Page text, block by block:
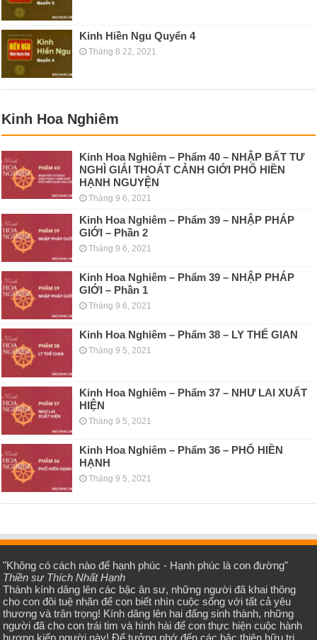
Kinh Hiền Ngu Quyển 4
Tháng 8 22, 2021
Kinh Hoa Nghiêm
Kinh Hoa Nghiêm – Phẩm 40 – NHẬP BẤT TƯ
NGHÌ GIẢI THOÁT CẢNH GIỚI PHỔ HIỀN
HẠNH NGUYỆN
Tháng 9 6, 2021
Kinh Hoa Nghiêm – Phẩm 39 – NHẬP PHÁP
GIỚI – Phần 2
Tháng 9 6, 2021
Kinh Hoa Nghiêm – Phẩm 39 – NHẬP PHÁP
GIỚI – Phần 1
Tháng 9 6, 2021
Kinh Hoa Nghiêm – Phẩm 38 – LY THẾ GIAN
Tháng 9 5, 2021
Kinh Hoa Nghiêm – Phẩm 37 – NHƯ LAI XUẤT
HIỆN
Tháng 9 5, 2021
Kinh Hoa Nghiêm – Phẩm 36 – PHỔ HIỀN
HẠNH
Tháng 9 5, 2021
"Không có cách nào để hạnh phúc - Hạnh phúc là con đường"
Thiền sư Thích Nhất Hạnh
Thành kính dâng lên các bậc ân sư, những người đã khai thông
cho con đôi tuệ nhãn để con biết nhìn cuộc sống với tất cả yêu
thương và trân trọng! Kính dâng lên hai đấng sinh thành, những
người đã cho con trái tim và hình hài để con thực hiện cuộc hành
hương kiếp người này! Để tưởng nhớ đến các bậc thiện hữu tri